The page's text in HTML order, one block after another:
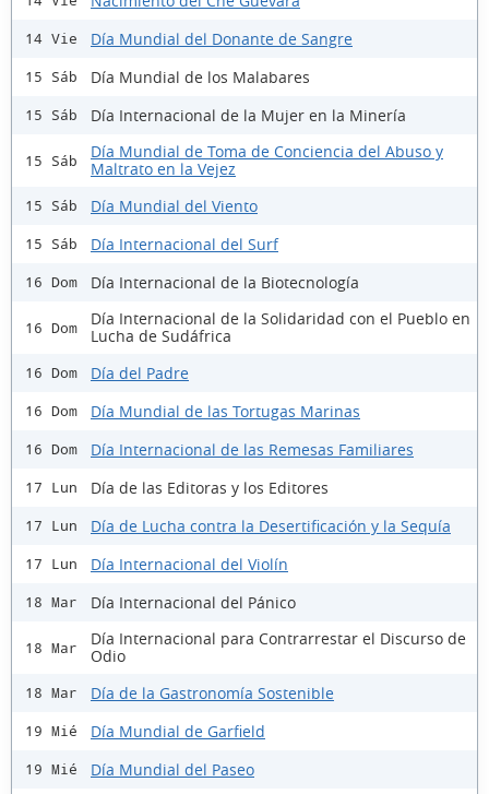
14 Vie Día Mundial del Donante de Sangre
15 Sáb Día Mundial de los Malabares
15 Sáb Día Internacional de la Mujer en la Minería
15 Sáb
Día Mundial de Toma de Conciencia del Abuso y
Maltrato en la Vejez
15 Sáb Día Mundial del Viento
15 Sáb Día Internacional del Surf
16 Dom Día Internacional de la Biotecnología
16 Dom
Día Internacional de la Solidaridad con el Pueblo en
Lucha de Sudáfrica
16 Dom Día del Padre
16 Dom Día Mundial de las Tortugas Marinas
16 Dom Día Internacional de las Remesas Familiares
17 Lun Día de las Editoras y los Editores
17 Lun Día de Lucha contra la Desertificación y la Sequía
17 Lun Día Internacional del Violín
18 Mar Día Internacional del Pánico
18 Mar
Día Internacional para Contrarrestar el Discurso de
Odio
18 Mar Día de la Gastronomía Sostenible
19 Mié Día Mundial de Garfield
19 Mié Día Mundial del Paseo